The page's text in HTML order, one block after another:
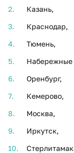
Казань,
Краснодар,
Тюмень,
Набережные
Оренбург,
Кемерово,
Москва,
Иркутск,